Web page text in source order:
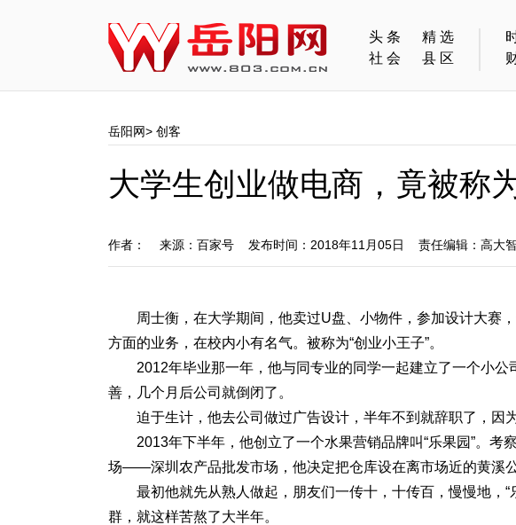
头条
精选
社会
县区
岳阳网> 创客
大学生创业做电商，竟被称
作者： 来源：百家号 发布时间：2018年11月05日 责任编辑：高大
周士衡，在大学期间，他卖过U盘、小物件，参加设计大赛
方面的业务，在校内小有名气。被称为“创业小王子”。
2012年毕业那一年，他与同专业的同学一起建立了一个小
善，几个月后公司就倒闭了。
迫于生计，他去公司做过广告设计，半年不到就辞职了，因
2013年下半年，他创立了一个水果营销品牌叫“乐果园”。考
场——深圳农产品批发市场，他决定把仓库设在离市场近的黄溪
最初他就先从熟人做起，朋友们一传十，十传百，慢慢地，
群，就这样苦熬了大半年。